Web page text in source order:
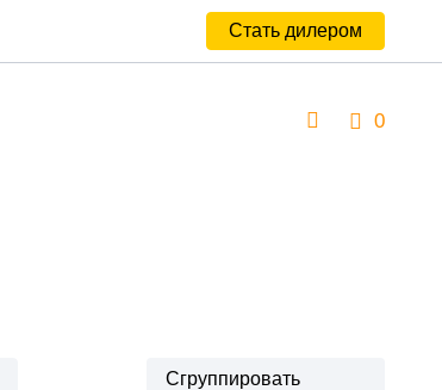
Стать дилером
0
Сгруппировать